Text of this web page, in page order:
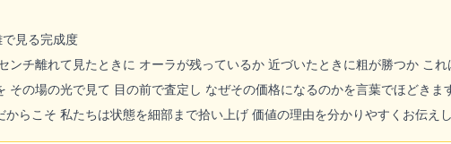
見る完成度
ンチ離れて見たときに オーラが残っているか 近づいたときに粗が勝つか こ
その場の光で見て 目の前で査定し なぜその価格になるのかを言葉でほどき
からこそ 私たちは状態を細部まで拾い上げ 価値の理由を分かりやすくお伝え